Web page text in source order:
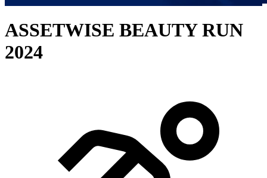
ASSETWISE BEAUTY RUN
2024